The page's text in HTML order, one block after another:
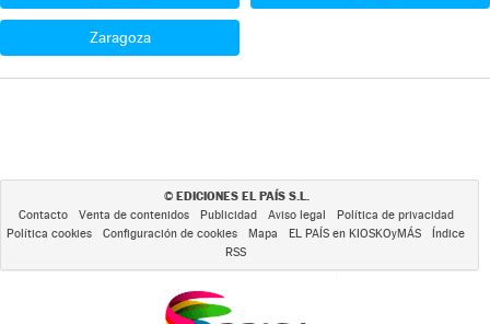
Zaragoza
© EDICIONES EL PAÍS S.L.
Contacto Venta de contenidos Publicidad Aviso legal
Política de privacidad
Política cookies
Configuración de cookies Mapa EL PAÍS en KIOSKOyMÁS
Índice
RSS